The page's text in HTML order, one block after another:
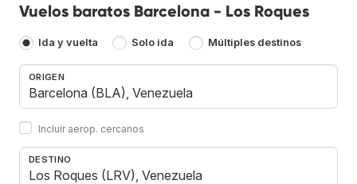
Vuelos baratos Barcelona - Los Roques
Ida y vuelta Solo ida Múltiples destinos
ORIGEN
Incluir aerop. cercanos
DESTINO